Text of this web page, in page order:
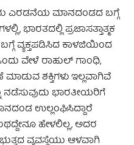
ಎರಡನೆಯ ಮಾನದಂಡದ ಬಗ್ಗೆ
ಭಾರತದಲ್ಲಿ ಪ್ರಜಾಸತ್ತಾತ್ಮಕ
ವ್ಯಕ್ತಪಡಿಸಿದ ಕಾಳಜಿಯಿಂದ
ವೇಳೆ ರಾಹುಲ್ ಗಾಂಧಿ,
ಮಾಡುವ ಶಕ್ತಿಗಳು ಇಲ್ಲವಾಗಿವೆ
ನಡೆಸುವುದು ಭಾರತೀಯರಿಗೆ
ಉಲ್ಲಂಘಿಸಿದ್ದಾರೆ
ಹೇಳಲಿಲ್ಲ, ಅದರ
ವ್ಯವಸ್ಥೆಯು ಆಳವಾಗಿ